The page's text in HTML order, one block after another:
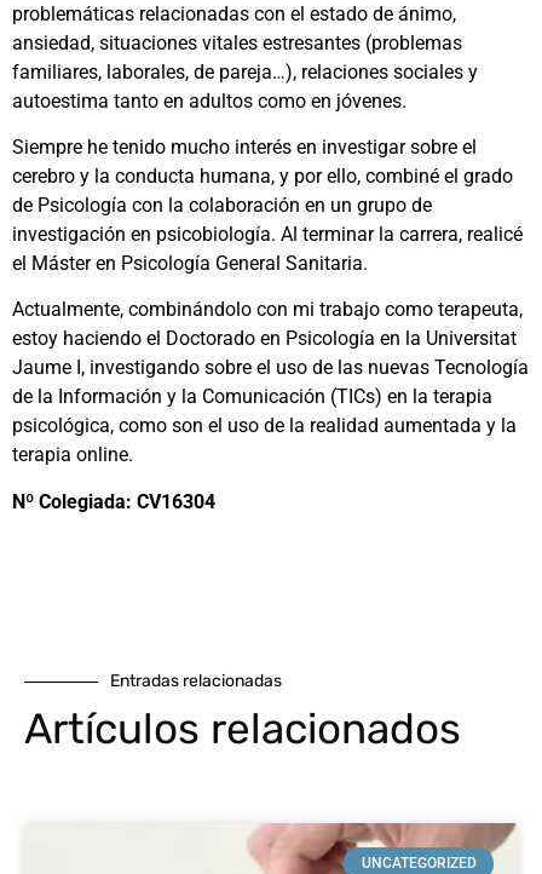
problemáticas relacionadas con el estado de ánimo,
ansiedad, situaciones vitales estresantes (problemas
familiares, laborales, de pareja…), relaciones sociales y
autoestima tanto en adultos como en jóvenes.
Siempre he tenido mucho interés en investigar sobre el
cerebro y la conducta humana, y por ello, combiné el grado
de Psicología con la colaboración en un grupo de
investigación en psicobiología. Al terminar la carrera, realicé
el Máster en Psicología General Sanitaria.
Actualmente, combinándolo con mi trabajo como terapeuta,
estoy haciendo el Doctorado en Psicología en la Universitat
Jaume I, investigando sobre el uso de las nuevas Tecnología
de la Información y la Comunicación (TICs) en la terapia
psicológica, como son el uso de la realidad aumentada y la
terapia online.
Nº Colegiada: CV16304
Entradas relacionadas
Artículos relacionados
UNCATEGORIZED